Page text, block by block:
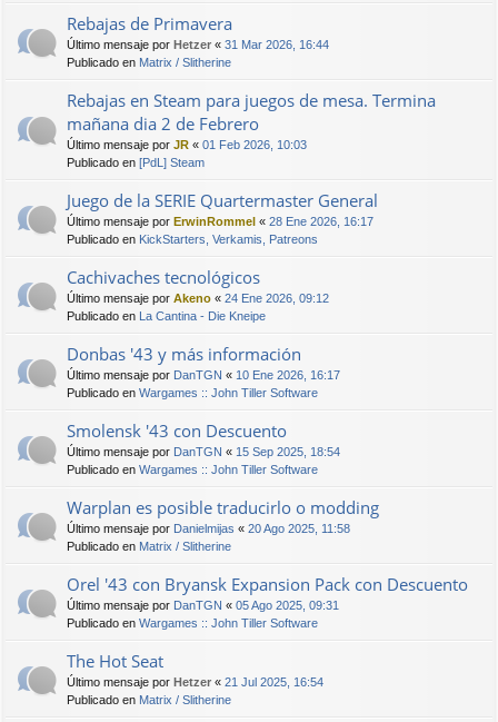
Rebajas de Primavera
Último mensaje por Hetzer « 31 Mar 2026, 16:44
Publicado en Matrix / Slitherine
Rebajas en Steam para juegos de mesa. Termina
mañana dia 2 de Febrero
Último mensaje por JR « 01 Feb 2026, 10:03
Publicado en [PdL] Steam
Juego de la SERIE Quartermaster General
Último mensaje por ErwinRommel « 28 Ene 2026, 16:17
Publicado en KickStarters, Verkamis, Patreons
Cachivaches tecnológicos
Último mensaje por Akeno « 24 Ene 2026, 09:12
Publicado en La Cantina - Die Kneipe
Donbas '43 y más información
Último mensaje por DanTGN « 10 Ene 2026, 16:17
Publicado en Wargames :: John Tiller Software
Smolensk '43 con Descuento
Último mensaje por DanTGN « 15 Sep 2025, 18:54
Publicado en Wargames :: John Tiller Software
Warplan es posible traducirlo o modding
Último mensaje por Danielmijas « 20 Ago 2025, 11:58
Publicado en Matrix / Slitherine
Orel '43 con Bryansk Expansion Pack con Descuento
Último mensaje por DanTGN « 05 Ago 2025, 09:31
Publicado en Wargames :: John Tiller Software
The Hot Seat
Último mensaje por Hetzer « 21 Jul 2025, 16:54
Publicado en Matrix / Slitherine